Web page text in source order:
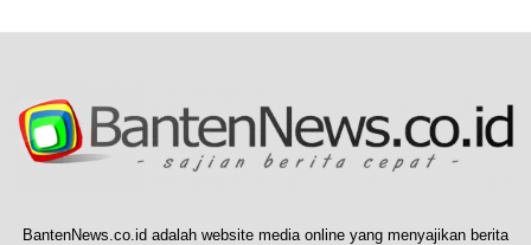
BantenNews.co.id adalah website media online yang menyajikan berita